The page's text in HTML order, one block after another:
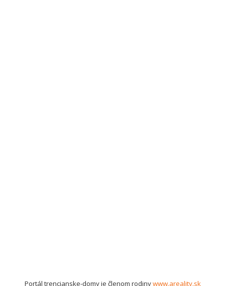
Portál trencianske-domy je členom rodinywww.areality.sk